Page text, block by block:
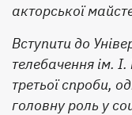
акторської
Вступити до
телебачення ім.
третьої спроби,
головну роль у